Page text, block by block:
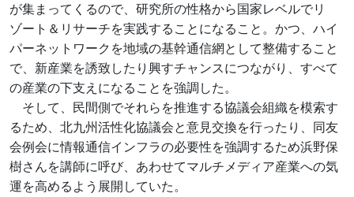
が集まってくるので、研究所の性格から国家レベルでリ
ゾート＆リサーチを実践することになること。かつ、ハイ
パーネットワークを地域の基幹通信網として整備すること
で、新産業を誘致したり興すチャンスにつながり、すべて
の産業の下支えになることを強調した。
そして、民間側でそれらを推進する協議会組織を模索す
るため、北九州活性化協議会と意見交換を行ったり、同友
会例会に情報通信インフラの必要性を強調するため浜野保
樹さんを講師に呼び、あわせてマルチメディア産業への気
運を高めるよう展開していた。